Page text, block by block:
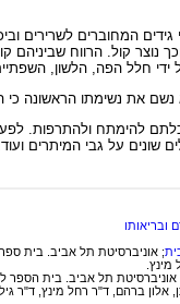
גידים המחוברים לשרירים
נוצר קול. הרווח
ידי חלל הפה, הלשון,
את נשימתו הראשונה כי
להימתח ולהתרפות.
שונים על גבי המיתרים ועוד.
ובריאותו
; אוניברסיטת תל אביב. בית ספר